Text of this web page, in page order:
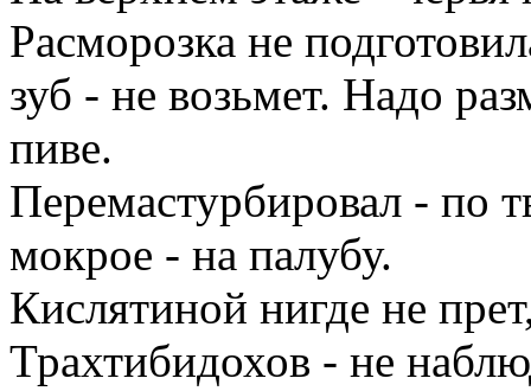
Расморозка не
зуб - не возьмет. Надо
пиве.
Перемастурбировал - по
мокрое - на палубу.
Кислятиной нигде не
Трахтибидохов - не